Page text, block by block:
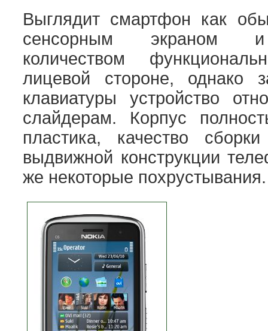
Выглядит смартфон как
сенсорным экраном
количеством
лицевой стороне, однако
клавиатуры устройство
слайдерам. Корпус
пластика, качество
выдвижной конструкции
же некоторые похрустывания.